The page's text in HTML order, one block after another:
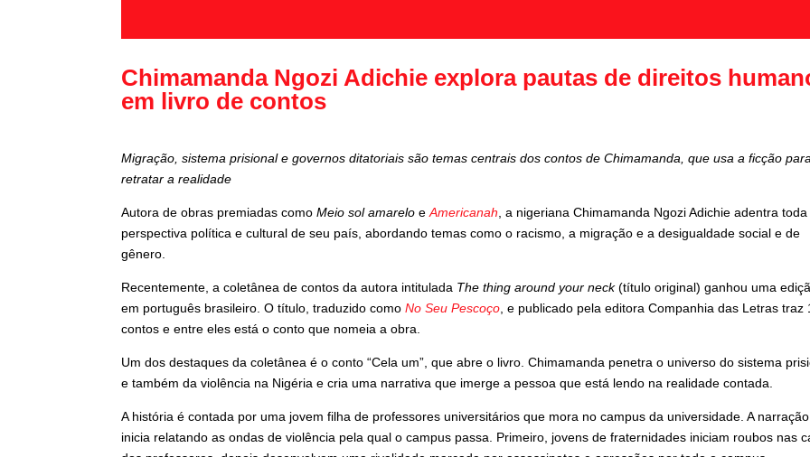
Chimamanda Ngozi Adichie explora pautas de direitos
em livro de contos
Migração, sistema prisional e governos ditatoriais são temas centrais dos contos de Chimamanda, que usa a ficção para
retratar a realidade
Autora de obras premiadas comoMeio sol amarelo eAmericanah , a nigeriana Chimamanda Ngozi Adichie adentra toda
perspectiva política e cultural de seu país, abordando temas como o racismo, a migração e a desigualdade social e de
gênero.
Recentemente, a coletânea de contos da autora intitulada The thing around your neck(título original) ganhou uma
em português brasileiro. O título, traduzido comoNo Seu Pescoço , e publicado pela editora Companhia das Letras traz
contos e entre eles está o conto que nomeia a obra.
Um dos destaques da coletânea é o conto “Cela um”, que abre o livro. Chimamanda penetra o universo do sistema
e também da violência na Nigéria e cria uma narrativa que imerge a pessoa que está lendo na realidade contada.
A história é contada por uma jovem filha de professores universitários que mora no campus da universidade. A
inicia relatando as ondas de violência pela qual o campus passa. Primeiro, jovens de fraternidades iniciam roubos nas